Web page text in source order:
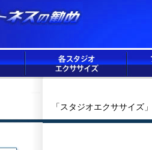
「スタジオエクササイズ